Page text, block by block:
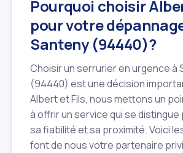
Pourquoi choisir
pour votre
Santeny (94440)?
Choisir un serrurier en urgence à
(94440) est une décision
Albert et Fils, nous mettons un
à offrir un service qui se distingue
sa fiabilité et sa proximité. Voici
font de nous votre partenaire